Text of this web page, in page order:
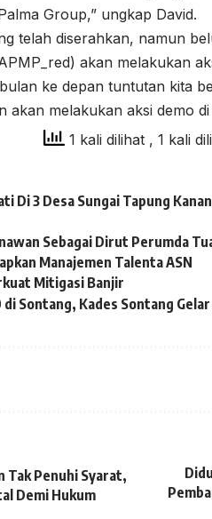
Group,” ungkap David.
telah diserahkan, namun
akan melakukan
ke depan tuntutan kita
akan melakukan aksi demo
1 kali dilihat , 1 kali
Di 3 Desa Sungai Tapung
Sebagai Dirut Perumda
Manajemen Talenta ASN
Mitigasi Banjir
Sontang, Kades Sontang Gelar
Tak Penuhi Syarat,
Demi Hukum